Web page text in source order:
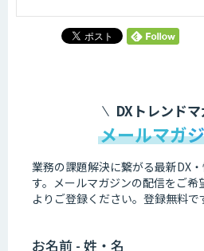
DXトレンド
メールマガ
業務の課題解決に繋がる最新DX
す。 メールマガジンの配信をご希
よりご登録ください。登録無料で
お名前 - 姓・名